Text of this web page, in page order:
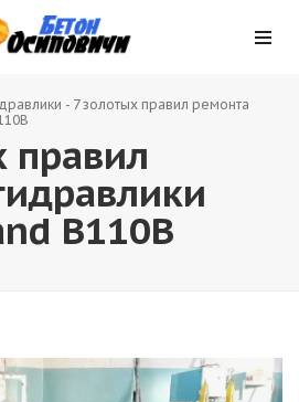
- 7 золотых правил ремонта
правил
B110B